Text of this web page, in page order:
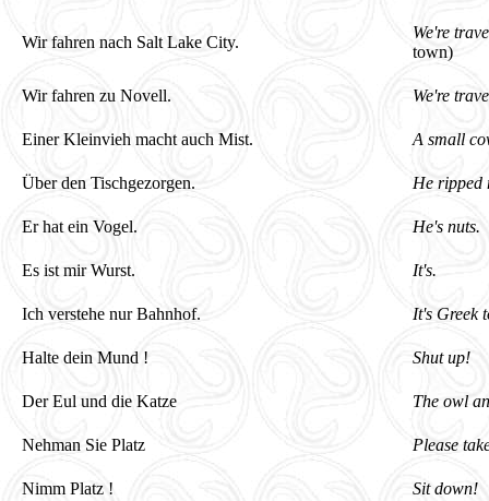
Wir fahren nach Salt Lake City.
We're
town)
Wir fahren zu Novell. We're
Einer Kleinvieh macht auch Mist. A small
Über den Tischgezorgen. He ripped
Er hat ein Vogel. He's nuts.
Es ist mir Wurst. It's.
Ich verstehe nur Bahnhof. It's Greek
Halte dein Mund ! Shut up!
Der Eul und die Katze The owl
Nehman Sie Platz Please
Nimm Platz ! Sit down!